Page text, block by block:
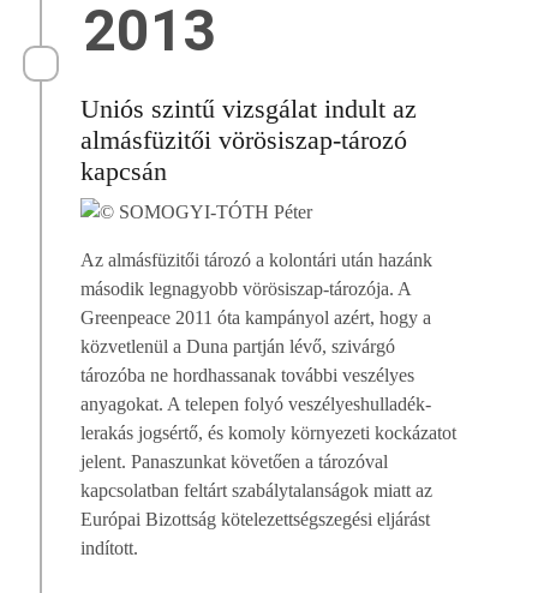
2013
Uniós szintű vizsgálat indult az
almásfüzitői vörösiszap-tározó
kapcsán
Az almásfüzitői tározó a kolontári után hazánk
második legnagyobb vörösiszap-tározója. A
Greenpeace 2011 óta kampányol azért, hogy a
közvetlenül a Duna partján lévő, szivárgó
tározóba ne hordhassanak további veszélyes
anyagokat. A telepen folyó veszélyeshulladék-
lerakás jogsértő, és komoly környezeti kockázatot
jelent. Panaszunkat követően a tározóval
kapcsolatban feltárt szabálytalanságok miatt az
Európai Bizottság kötelezettségszegési eljárást
indított.